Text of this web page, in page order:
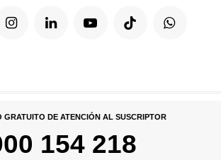
GRATUITO DE ATENCIÓN AL SUSCRIPTOR
154 218